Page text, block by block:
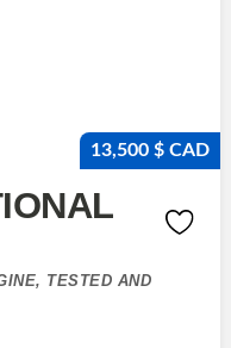
13,500 $ CAD
TESTED AND